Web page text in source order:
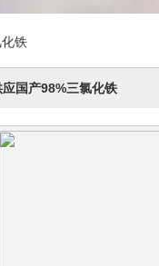
铁
应国产98%三氯化铁